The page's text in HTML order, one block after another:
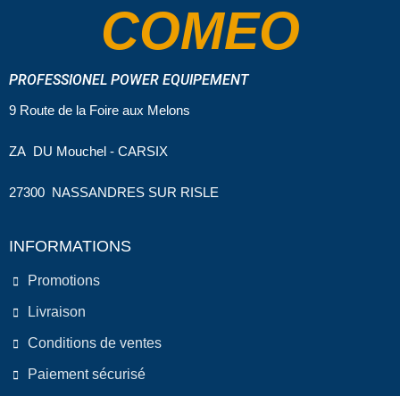
COMEO
PROFESSIONEL POWER EQUIPEMENT
9 Route de la Foire aux Melons
ZA DU Mouchel - CARSIX
27300 NASSANDRES SUR RISLE
INFORMATIONS
Promotions
Livraison
Conditions de ventes
Paiement sécurisé